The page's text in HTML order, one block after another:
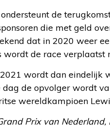
de
die met geld
dat in 2020 weer
wordt de race verplaatst
wordt dan eindelijk
de opvolger wordt
wereldkampioen
Prix van Nederland,